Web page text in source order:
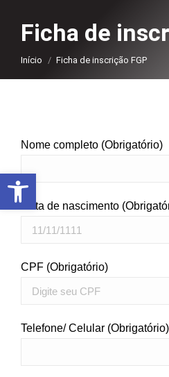
Ficha de
Você está aqui:
Início Ficha de inscrição FGP
Nome completo (Obrigatório)
Data de nascimento
CPF (Obrigatório)
Telefone/ Celular (Obrigatório)
Abrir a barra de